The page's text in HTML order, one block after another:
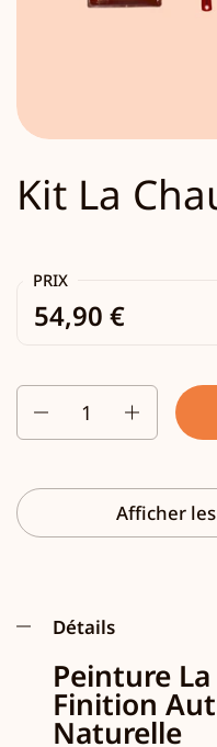
Kit La
PRIX
54,90 €
Afficher
Détails
Peinture
Finition
Naturelle